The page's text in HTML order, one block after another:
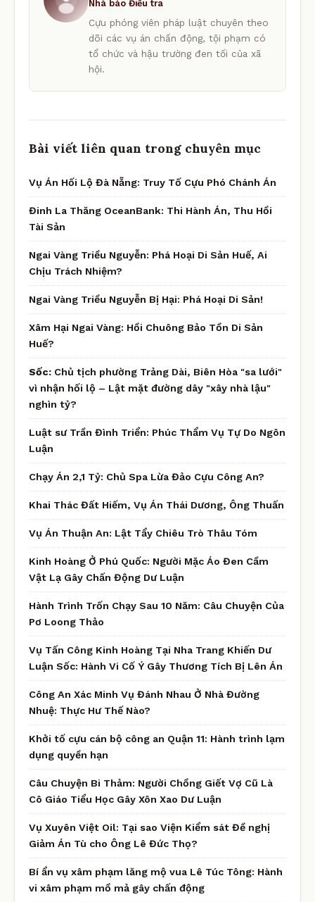
Nhà báo Điều tra
Cựu phóng viên pháp luật chuyên theo
dõi các vụ án chấn động, tội phạm có
tổ chức và hậu trường đen tối của xã
hội.
Bài viết liên quan trong chuyên mục
Vụ Án Hối Lộ Đà Nẵng: Truy Tố Cựu Phó Chánh Án
Đinh La Thăng OceanBank: Thi Hành Án, Thu Hồi
Tài Sản
Ngai Vàng Triều Nguyễn: Phá Hoại Di Sản Huế, Ai
Chịu Trách Nhiệm?
Ngai Vàng Triều Nguyễn Bị Hại: Phá Hoại Di Sản!
Xâm Hại Ngai Vàng: Hồi Chuông Bảo Tồn Di Sản
Huế?
Sốc: Chủ tịch phường Trảng Dài, Biên Hòa "sa lưới"
vì nhận hối lộ – Lật mặt đường dây "xây nhà lậu"
nghìn tỷ?
Luật sư Trần Đình Triển: Phúc Thẩm Vụ Tự Do Ngôn
Luận
Chạy Án 2,1 Tỷ: Chủ Spa Lừa Đảo Cựu Công An?
Khai Thác Đất Hiếm, Vụ Án Thái Dương, Ông Thuấn
Vụ Án Thuận An: Lật Tẩy Chiêu Trò Thâu Tóm
Kinh Hoàng Ở Phú Quốc: Người Mặc Áo Đen Cầm
Vật Lạ Gây Chấn Động Dư Luận
Hành Trình Trốn Chạy Sau 10 Năm: Câu Chuyện Của
Pơ Loong Thảo
Vụ Tấn Công Kinh Hoàng Tại Nha Trang Khiến Dư
Luận Sốc: Hành Vi Cố Ý Gây Thương Tích Bị Lên Án
Công An Xác Minh Vụ Đánh Nhau Ở Nhà Đường
Nhuệ: Thực Hư Thế Nào?
Khởi tố cựu cán bộ công an Quận 11: Hành trình lạm
dụng quyền hạn
Câu Chuyện Bi Thảm: Người Chồng Giết Vợ Cũ Là
Cô Giáo Tiểu Học Gây Xôn Xao Dư Luận
Vụ Xuyên Việt Oil: Tại sao Viện Kiểm sát Đề nghị
Giảm Án Tù cho Ông Lê Đức Thọ?
Bí ẩn vụ xâm phạm lăng mộ vua Lê Túc Tông: Hành
vi xâm phạm mồ mả gây chấn động